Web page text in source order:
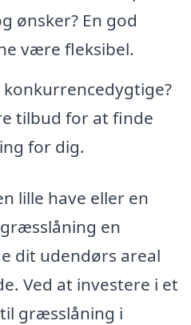
ønsker? En god
være fleksibel.
konkurrencedygtige?
tilbud for at finde
for dig.
lille have eller en
en
dit udendørs areal
Ved at investere i et
græsslåning i